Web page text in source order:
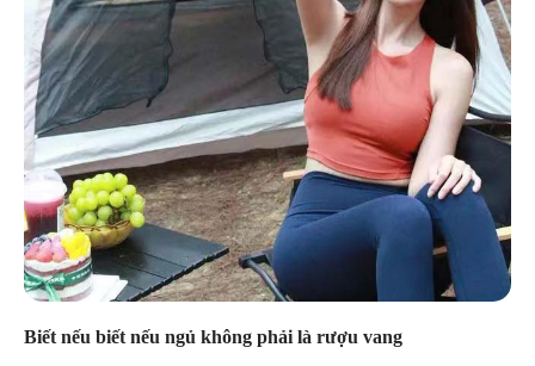
Biết nếu biết nếu ngủ không phải là rượu vang